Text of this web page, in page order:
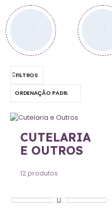
FILTROS
CUTELARIA
E OUTROS
12produtos